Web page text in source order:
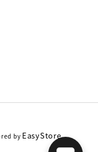
by EasyStore